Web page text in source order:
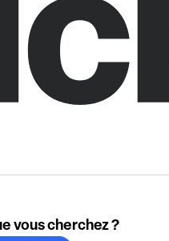
vous cherchez ?